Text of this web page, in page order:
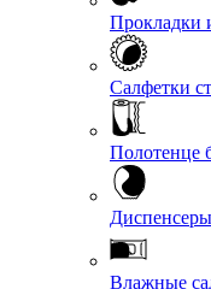
Прокладки
Салфетки
Полотенце
Диспенсеры
Влажные